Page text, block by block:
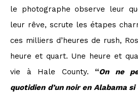
le photographe observe leur
leur rêve, scrute les étapes
ces milliers d’heures de rush,
heure et quart. Une heure et
vie à Hale County. “On ne
quotidien d’un noir en Alabama